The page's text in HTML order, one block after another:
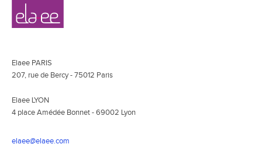
Navigation
secondaire
Elaee
Elaee PARIS
207, rue de Bercy - 75012 Paris
Elaee LYON
4 place Amédée Bonnet - 69002 Lyon
elaee@elaee.com